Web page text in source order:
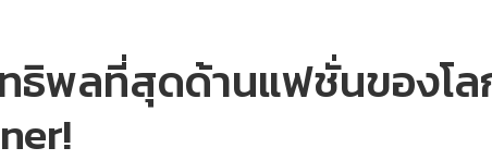
ธิพลที่สุดด้านแฟชั่นของโล